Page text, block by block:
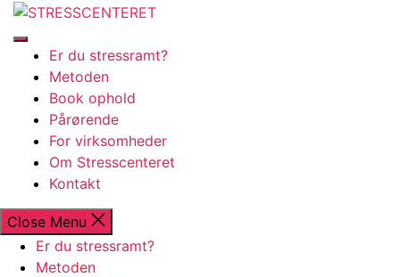
Skip
content
STRESSCENTERET
Er du stressramt?
Metoden
Book ophold
Pårørende
For virksomheder
Om Stresscenteret
Kontakt
Close Menu
Er du stressramt?
Metoden